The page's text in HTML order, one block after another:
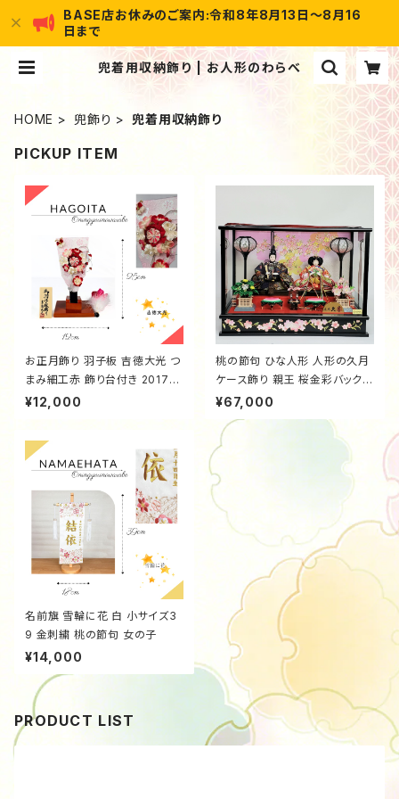
BASE店お休みのご案内:令和8年8月13日～8月16
日まで
兜着用収納飾り | お人形のわらべ
HOME 兜飾り 兜着用収納飾り
PICKUP ITEM
お正月飾り 羽子板 吉徳大光 つ
まみ細工赤 飾り台付き 20170
014
¥12,000
桃の節句 ひな人形 人形の久月
ケース飾り 親王 桜金彩バック
黒塗桜金彩枠 オルゴール付き 6
9663f12
¥67,000
名前旗 雪輪に花 白 小サイズ3
9 金刺繍 桃の節句 女の子
¥14,000
PRODUCT LIST